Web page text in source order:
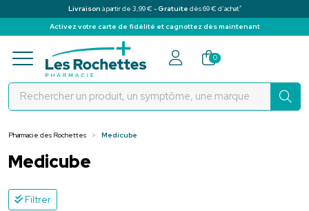
Livraison à partir de 3,99 € -Gratuite dès 69 € d’achat*
Activez votre carte de fidélité et cagnottez dès maintenant
Pharmacie des Rochettes Votre
0
Pharmacie des Rochettes Medicube
Medicube
Filtrer